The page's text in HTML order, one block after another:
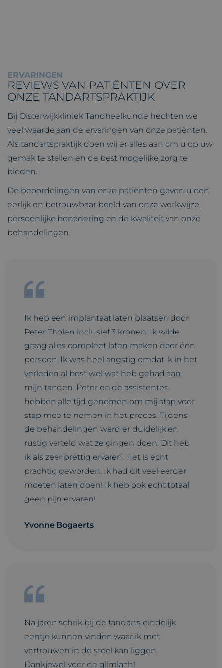
ERVARINGEN
REVIEWS VAN PATIËNTEN OVER
ONZE TANDARTSPRAKTIJK
Bij Oisterwijkkliniek Tandheelkunde hechten we
veel waarde aan de ervaringen van onze patiënten.
Als tandartspraktijk doen wij er alles aan om u op uw
gemak te stellen en de best mogelijke zorg te
bieden.
De beoordelingen van onze patiënten geven u een
eerlijk en betrouwbaar beeld van onze werkwijze,
persoonlijke benadering en de kwaliteit van onze
behandelingen.
Ik heb een implantaat laten plaatsen door
Peter Tholen inclusief 3 kronen. Ik wilde
graag alles compleet laten maken door één
persoon. Ik was heel angstig omdat ik in het
verleden al best wel wat heb gehad aan
mijn tanden. Peter en de assistentes
hebben alle tijd genomen om mij stap voor
stap mee te nemen in het proces. Tijdens
de behandelingen werd er duidelijk en
rustig verteld wat ze gingen doen. Dit heb
ik als zeer prettig ervaren. Het is echt
prachtig geworden. Ik had dit veel eerder
moeten laten doen! Ik heb ook echt totaal
geen pijn ervaren!
Yvonne Bogaerts
Na jaren schrik bij de tandarts eindelijk
eentje kunnen vinden waar ik met
vertrouwen in de stoel kan liggen.
Dankjewel voor de glimlach!